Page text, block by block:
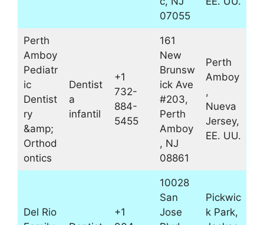
07055
Perth
Amboy
Pediatr
ic
Dentist
ry
&amp;
Orthod
ontics
Dentist
a
infantil
+1
732-
884-
5455
161
New
Brunsw
ick Ave
#203,
Perth
Amboy
, NJ
08861
Perth
Amboy
,
Nueva
Jersey,
EE. UU.
Del Rio
+1
10028
San
Jose
Pickwic
k Park,